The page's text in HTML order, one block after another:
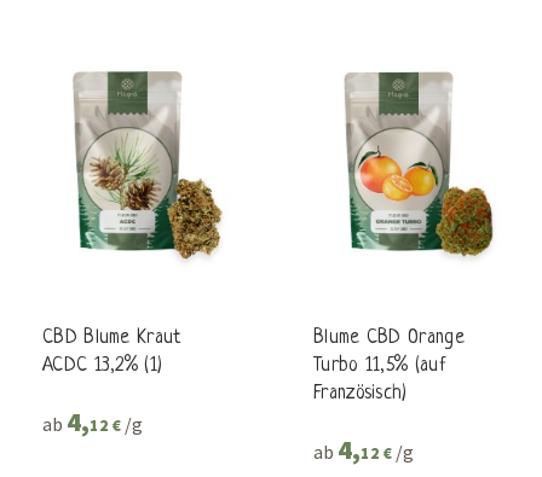
CBD Blume Kraut
ACDC 13,2% (1)
ab 4,12 € /g
Blume CBD Orange
Turbo 11,5% (auf
Französisch)
ab 4,12 € /g